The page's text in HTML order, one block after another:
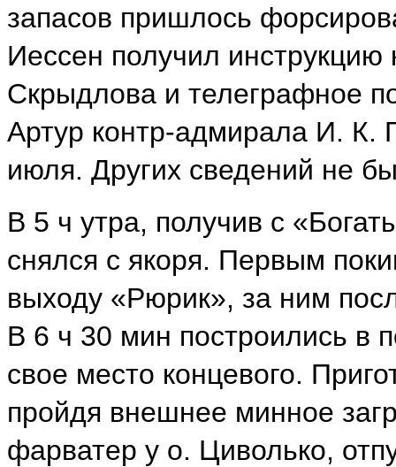
запасов пришлось
Иессен получил
Скрыдлова и телеграфное
Артур контр-адмирала И. К.
июля. Других сведений не
В 5 ч утра, получив с
снялся с якоря. Первым
выходу «Рюрик», за ним
В 6 ч 30 мин построились в
свое место концевого.
пройдя внешнее минное
фарватер у о. Циволько,